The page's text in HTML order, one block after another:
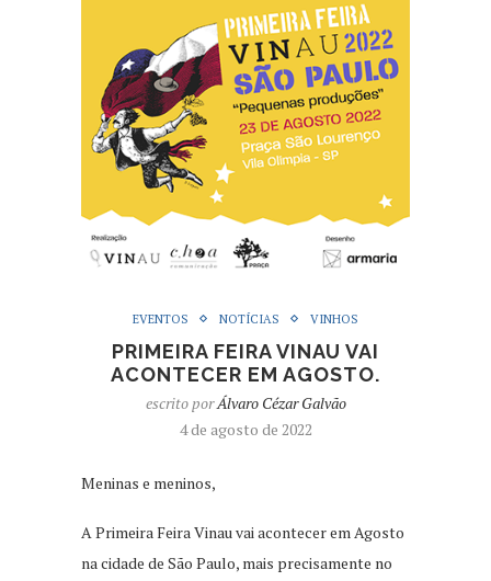
EVENTOS NOTÍCIAS VINHOS
PRIMEIRA FEIRA VINAU VAI
ACONTECER EM AGOSTO.
escrito porÁlvaro Cézar Galvão
4 de agosto de 2022
Meninas e meninos,
A Primeira Feira Vinau vai acontecer em Agosto
na cidade de São Paulo, mais precisamente no